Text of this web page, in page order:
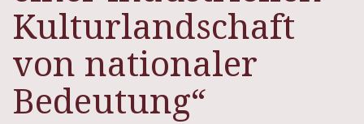
Kulturlandschaft
von nationaler
Bedeutung“